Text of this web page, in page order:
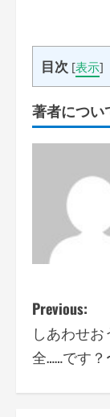
目次 [表示]
著者につい
P
o
Previous:
しあわせ
全……です？